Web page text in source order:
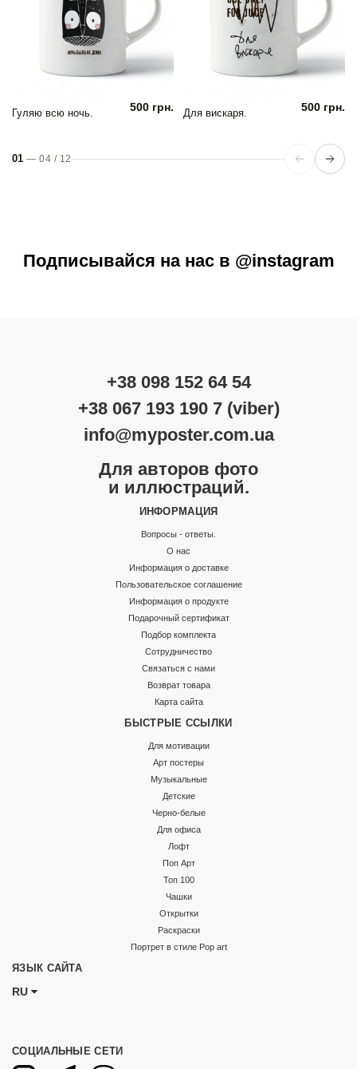
Гуляю всю ночь. 500 грн. Для вискаря. 500 грн.
01 —04 / 12
Подписывайся на нас в @instagram
+38 098 152 64 54
+38 067 193 190 7 (viber)
info@myposter.com.ua
Для авторов фото
и иллюстраций.
ИНФОРМАЦИЯ
Вопросы - ответы.
О нас
Информация о доставке
Пользовательское соглашение
Информация о продукте
Подарочный сертификат
Подбор комплекта
Сотрудничество
Связаться с нами
Возврат товара
Карта сайта
БЫСТРЫЕ ССЫЛКИ
Для мотивации
Арт постеры
Музыкальные
Детские
Черно-белые
Для офиса
Лофт
Поп Арт
Топ 100
Чашки
Открытки
Раскраски
Портрет в стиле Pop art
ЯЗЫК САЙТА
RU
СОЦИАЛЬНЫЕ СЕТИ